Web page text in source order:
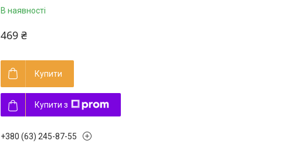
В наявності
469 ₴
Купити
Купити з
+380 (63) 245-87-55